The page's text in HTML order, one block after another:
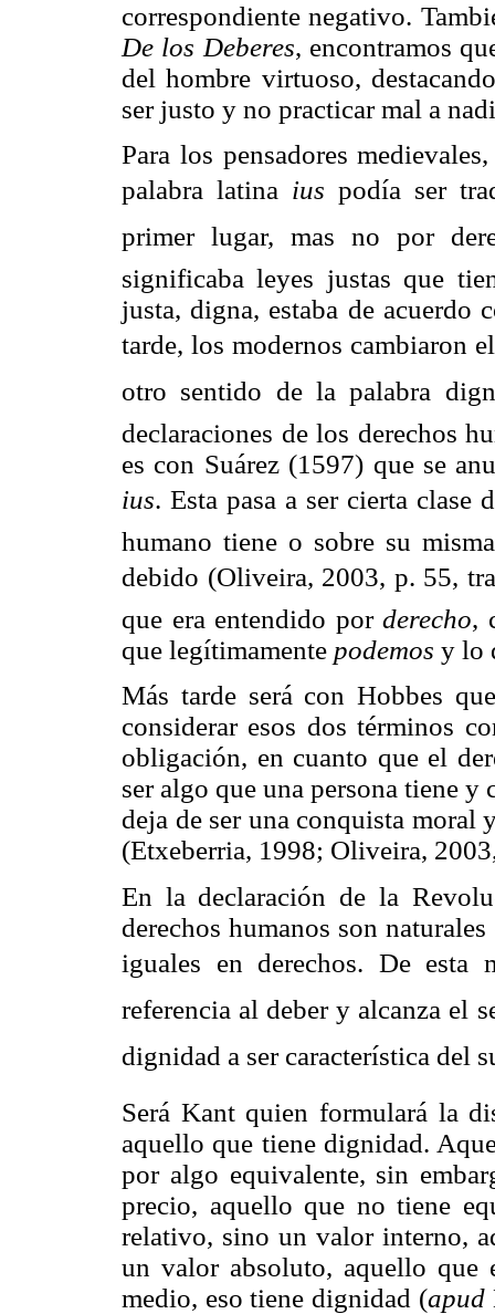
correspondiente negativo.
De los Deberes, encontramos
del hombre virtuoso,
ser justo y no practicar mal a
Para los pensadores
palabra latina ius podía ser
primer lugar, mas no por
significaba leyes justas que
justa, digna, estaba de acuerdo
tarde, los modernos cambiaron
otro sentido de la palabra
declaraciones de los derechos
es con Suárez (1597) que se
ius. Esta pasa a ser cierta
humano tiene o sobre su
debido (Oliveira, 2003, p. 55,
que era entendido porderecho,
que legítimamente podemos y lo
Más tarde será con Hobbes
considerar esos dos términos
obligación, en cuanto que el
ser algo que una persona tiene
deja de ser una conquista moral
(Etxeberria, 1998; Oliveira,
En la declaración de la
derechos humanos son
iguales en derechos. De esta
referencia al deber y alcanza
dignidad a ser característica del
Será Kant quien formulará la
aquello que tiene dignidad.
por algo equivalente, sin
precio, aquello que no tiene
relativo, sino un valor interno,
un valor absoluto, aquello
medio, eso tiene dignidad (apud